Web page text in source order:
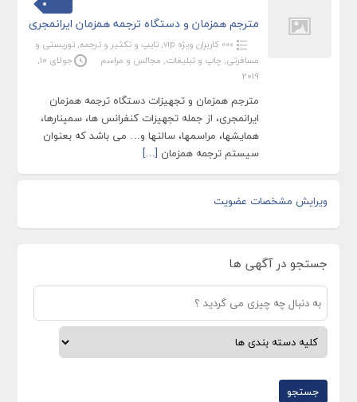
مترجم همزمان و دستگاه ترجمه همزمان ایرانمجری
»»» کاربران ویژه vip , تایپ و تکثیر و ترجمه, توریستی و
مسافرتی, چاپ و تبلیغات, مجالس و مراسم
جولای 10,
2019
مترجم همزمان و تجهیزات دستگاه ترجمه همزمان
ایرانمجری، از جمله تجهیزات کنفرانس ها، سمینارها،
همایشها، مراسمها، سالنها و… می باشد که بعنوان
سیستم ترجمه همزمان […]
ویرایش مشخصات عضویت
جستجو در آگهی ها